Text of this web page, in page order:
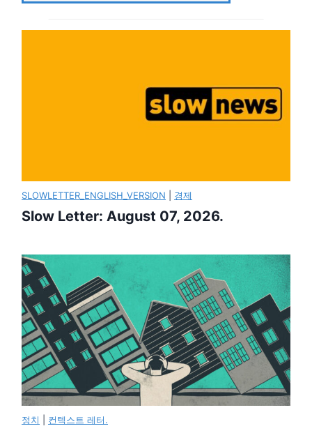
SLOWLETTER_ENGLISH_VERSION 경제
Slow Letter: August 07, 2026.
정치 컨텍스트 레터.